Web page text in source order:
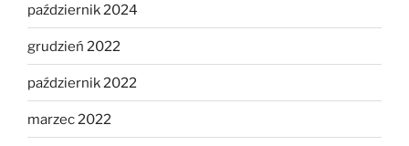
październik 2024
grudzień 2022
październik 2022
marzec 2022